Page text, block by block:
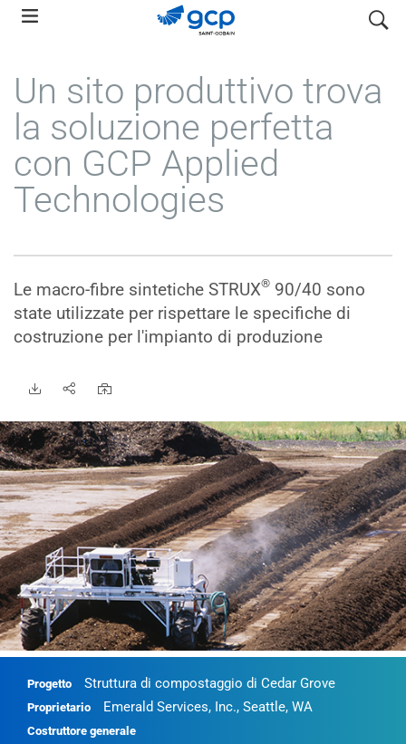
Skip
navigation
search
Un sito produttivo trova
la soluzione perfetta
con GCP Applied
Technologies
Le macro-fibre sintetiche STRUX® 90/40 sono
state utilizzate per rispettare le specifiche di
costruzione per l'impianto di produzione
Progetto Struttura di compostaggio di Cedar Grove
Proprietario Emerald Services, Inc., Seattle, WA
Costruttore generale